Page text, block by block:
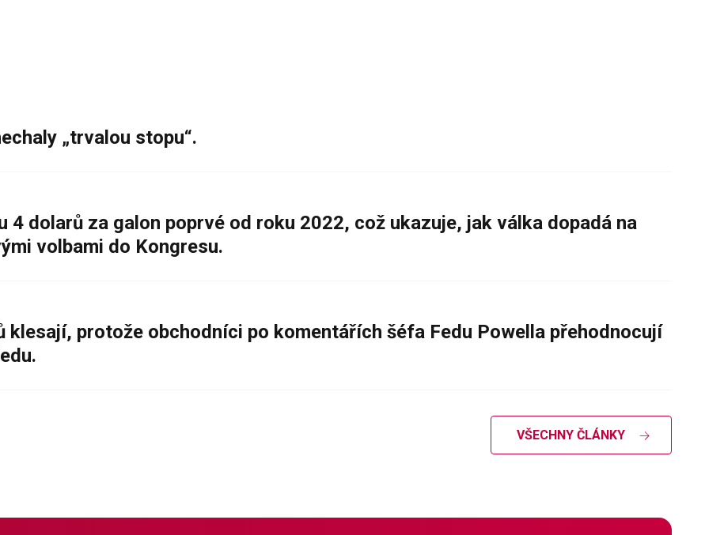
„trvalou stopu“.
4 dolarů za galon poprvé od roku 2022, což ukazuje, jak válka dopadá na
volbami do Kongresu.
protože obchodníci po komentářích šéfa Fedu Powella přehodnocují
VŠECHNY ČLÁNKY